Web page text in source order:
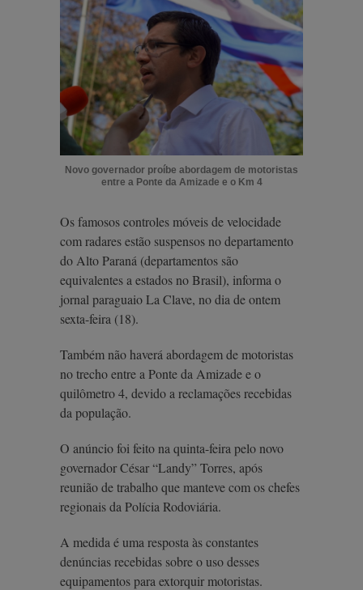
Novo governador proíbe abordagem de motoristas
entre a Ponte da Amizade e o Km 4
Os famosos controles móveis de velocidade
com radares estão suspensos no departamento
do Alto Paraná (departamentos são
equivalentes a estados no Brasil), informa o
jornal paraguaio La Clave, no dia de ontem
sexta-feira (18).
Também não haverá abordagem de motoristas
no trecho entre a Ponte da Amizade e o
quilômetro 4, devido a reclamações recebidas
da população.
O anúncio foi feito na quinta-feira pelo novo
governador César “Landy” Torres, após
reunião de trabalho que manteve com os chefes
regionais da Polícia Rodoviária.
A medida é uma resposta às constantes
denúncias recebidas sobre o uso desses
equipamentos para extorquir motoristas.